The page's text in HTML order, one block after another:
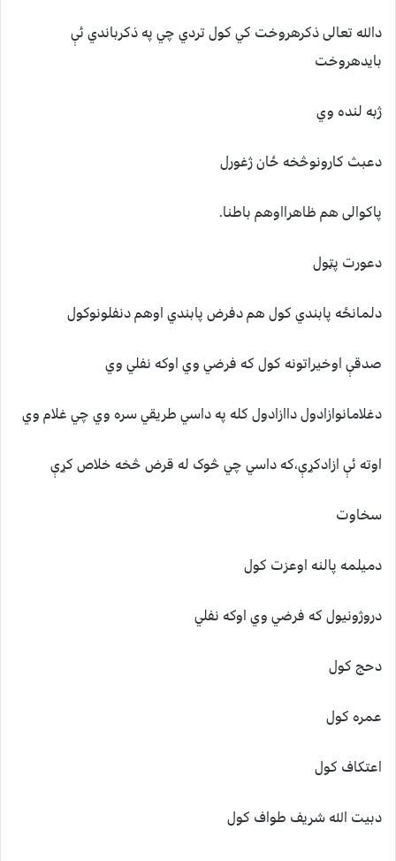
دالله تعالی ذکرهروخت کي کول تردي چي په ذکرباندي ئې
بايدهروخت
ژبه لنده وي
دعبث کارونوڅخه ځان ژغورل
پاکوالی هم ظاهرااوهم باطنا.
دعورت پټول
دلمانځه پابندي کول هم دفرض پابندي اوهم دنفلونوکول
صدقې اوخيراتونه کول که فرضي وي اوکه نفلي وي
دغلامانوازادول داازادول کله په داسي طريقي سره وي چي غلام وي
اوته ئې ازادکړې،که داسي چي څوک له قرض څخه خلاص کړې
سخاوت
دميلمه پالنه اوعزت کول
دروژونيول که فرضي وي اوکه نفلي
دحج کول
عمره کول
اعتکاف کول
دبيت الله شريف طواف کول